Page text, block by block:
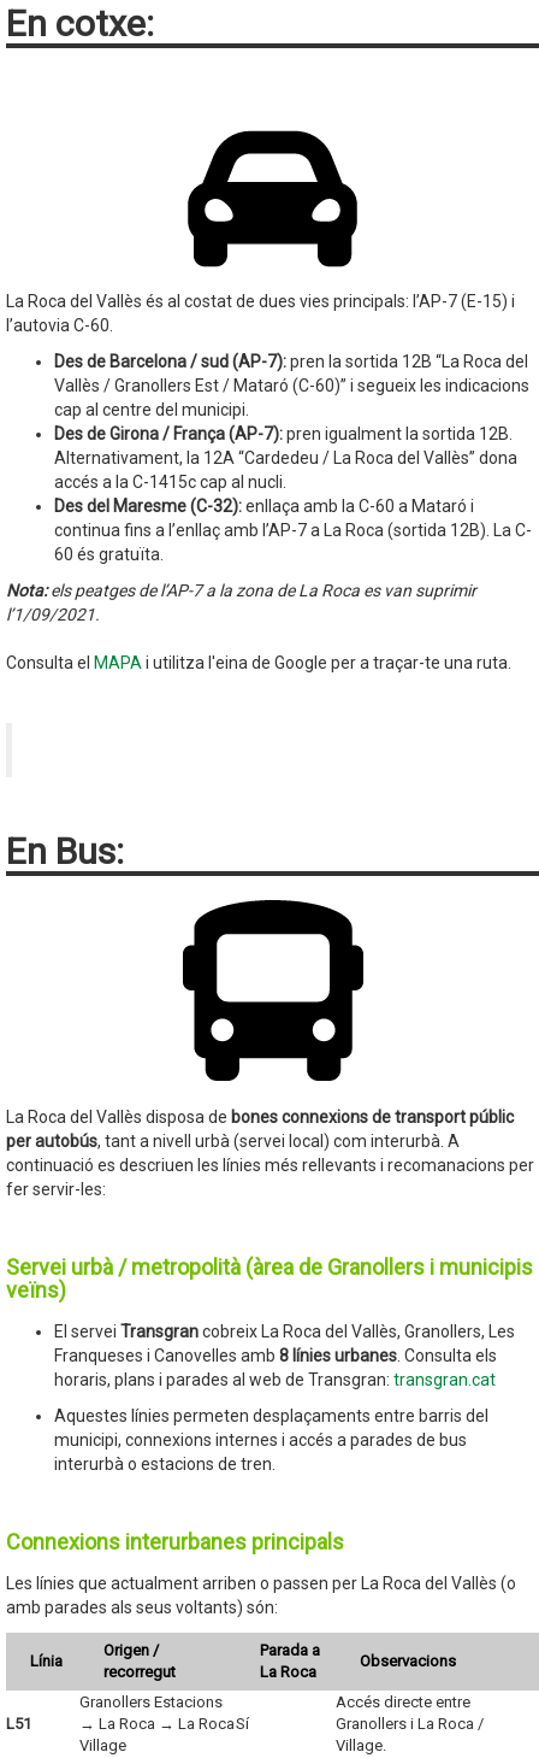
En cotxe:
La Roca del Vallès és al costat de dues vies principals: l’AP-7 (E-15) i
l’autovia C-60.
Des de Barcelona / sud (AP-7):pren la sortida 12B “La Roca del
Vallès / Granollers Est / Mataró (C-60)” i segueix les indicacions
cap al centre del municipi.
Des de Girona / França (AP-7):pren igualment la sortida 12B.
Alternativament, la 12A “Cardedeu / La Roca del Vallès” dona
accés a la C-1415c cap al nucli.
Des del Maresme (C-32):enllaça amb la C-60 a Mataró i
continua fins a l’enllaç amb l’AP-7 a La Roca (sortida 12B). La C-
60 és gratuïta.
Nota:els peatges de l’AP-7 a la zona de La Roca es van suprimir
l’1/09/2021.
Consulta el MAPA i utilitza l'eina de Google per a traçar-te una ruta.
En Bus:
La Roca del Vallès disposa de bones connexions de transport públic
per autobús, tant a nivell urbà (servei local) com interurbà. A
continuació es descriuen les línies més rellevants i recomanacions per
fer servir-les:
Servei urbà / metropolità (àrea de Granollers i municipis
veïns)
El servei Transgrancobreix La Roca del Vallès, Granollers, Les
Franqueses i Canovelles amb 8 línies urbanes . Consulta els
horaris, plans i parades al web de Transgran: transgran.cat
Aquestes línies permeten desplaçaments entre barris del
municipi, connexions internes i accés a parades de bus
interurbà o estacions de tren.
Connexions interurbanes principals
Les línies que actualment arriben o passen per La Roca del Vallès (o
amb parades als seus voltants) són:
Línia
Origen /
recorregut
Parada a
La Roca
Observacions
L51
Granollers Estacions
→ La Roca → La Roca
Village
Sí
Accés directe entre
Granollers i La Roca /
Village.